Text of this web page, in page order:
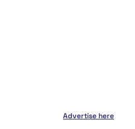
Advertise here